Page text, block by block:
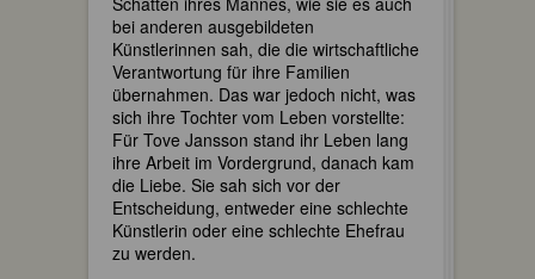
bei anderen ausgebildeten
Künstlerinnen sah, die die wirtschaftliche
Verantwortung für ihre Familien
übernahmen. Das war jedoch nicht, was
sich ihre Tochter vom Leben vorstellte:
Für Tove Jansson stand ihr Leben lang
ihre Arbeit im Vordergrund, danach kam
die Liebe. Sie sah sich vor der
Entscheidung, entweder eine schlechte
Künstlerin oder eine schlechte Ehefrau
zu werden.